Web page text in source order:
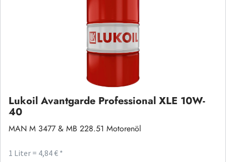
Lukoil Avantgarde Professional XLE 10W-
40
MAN M 3477 & MB 228.51 Motorenöl
1 Liter = 4,84 € *